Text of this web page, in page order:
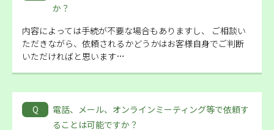
か？
内容によっては手続が不要な場合もありますし、 ご相談い
ただきながら、依頼されるかどうかはお客様自身でご判断
いただければと思います…
Q
電話、メール、オンラインミーティング等で依頼す
ることは可能ですか？